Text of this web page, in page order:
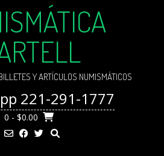
Y ARTÍCULOS NUMISMÁTICOS
221-291-1777
0 - $0.00